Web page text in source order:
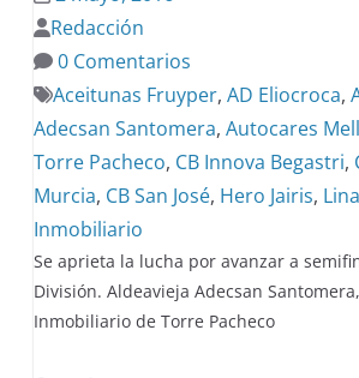
Redacción
0 Comentarios
Aceitunas Fruyper,AD Eliocroca,
Adecsan Santomera,Autocares
Torre Pacheco, CB Innova Begastri,
Murcia, CB San José, Hero Jairis,
Inmobiliario
Se aprieta la lucha por avanzar a
División. Aldeavieja Adecsan
Inmobiliario de Torre Pacheco